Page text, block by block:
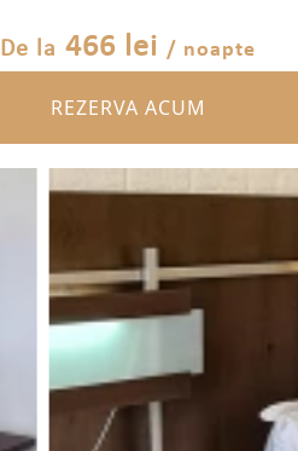
De la 466 lei / noapte
REZERVA ACUM